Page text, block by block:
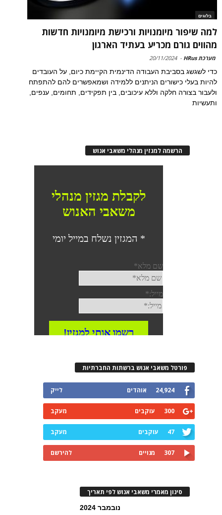
בלוגים
למה שיפור מיומנויות ורכישת מיומנויות חדשות
מהווים גורם מכריע בעתיד הארגון
מערכת HRus -
20/11/2024
כדי לשגשג בסביבת העבודה הדינמית הקיימת כיום, על העובדים
להיות בעלי כישורים הניתנים ללמידה ושמאפשרים להם להתפתח
ולעבור בצורה חלקה וללא עיכובים, בין תפקידים, תחומים, ענפים,
ותעשיות
הרשמה למגזין מנהלי משאבי אנוש
פורטל משאבי אנוש ברשתות החברתיות
24,924 אוהדים לייק
300 עוקבים מעקב
47 עוקבים מעקב
307 מנויים להירשם
סינון מאמרי משאבי אנוש לפי תאריך
נובמבר 2024